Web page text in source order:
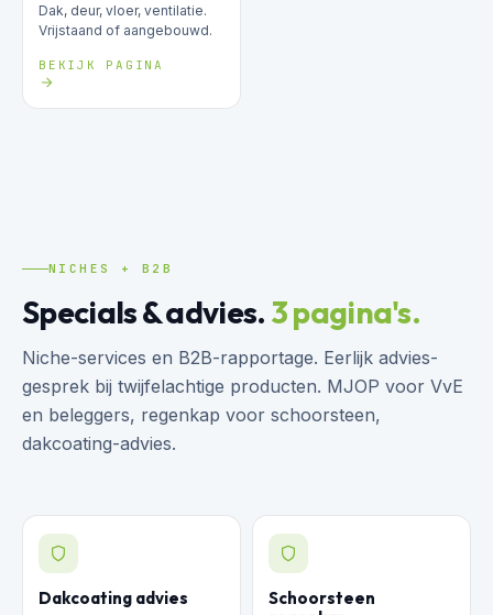
Dak, deur, vloer, ventilatie.
Vrijstaand of aangebouwd.
BEKIJK PAGINA
NICHES + B2B
Specials & advies. 3 pagina's.
Niche-services en B2B-rapportage. Eerlijk advies-
gesprek bij twijfelachtige producten. MJOP voor VvE
en beleggers, regenkap voor schoorsteen,
dakcoating-advies.
Dakcoating advies
Schoorsteen